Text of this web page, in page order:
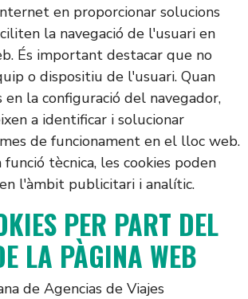
en proporcionar solucions
la navegació de l'usuari en
És important destacar que no
o dispositiu de l'usuari. Quan
la configuració del navegador,
a identificar i solucionar
de funcionament en el lloc web.
tècnica, les cookies poden
l'àmbit publicitari i analític.
PER PART DEL
LA PÀGINA WEB
de Agencias de Viajes